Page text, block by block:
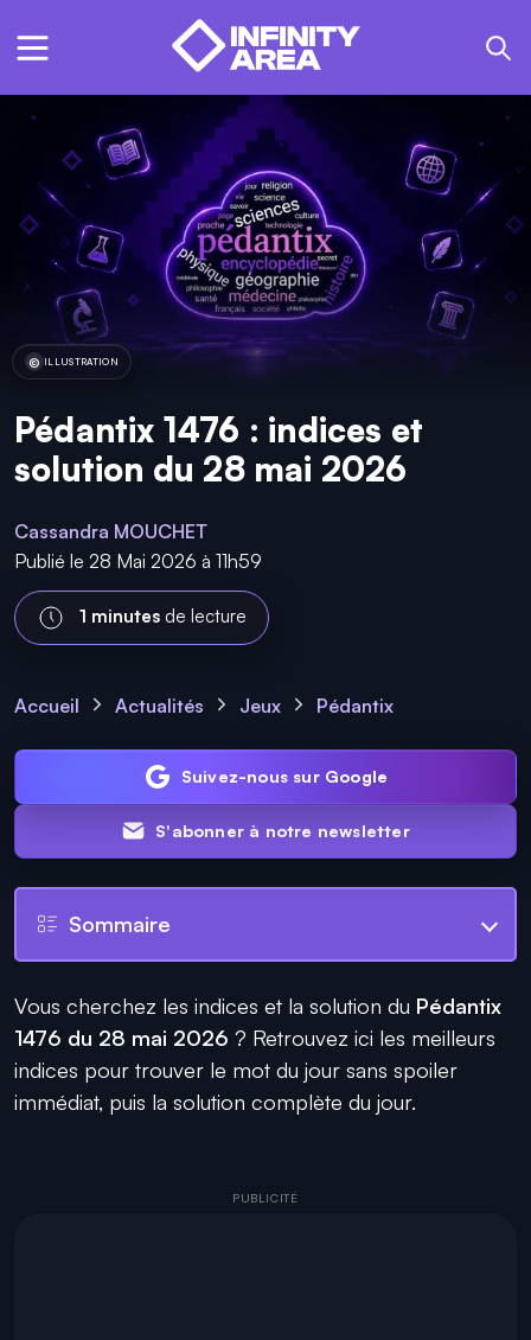
ILLUSTRATION
Pédantix 1476 : indices et
solution du 28 mai 2026
Cassandra MOUCHET
Publié le 28 Mai 2026 à 11h59
1 minutes de lecture
Accueil Actualités Jeux Pédantix
Suivez-nous sur Google
S'abonner à notre newsletter
Sommaire
Vous cherchez les indices et la solution du Pédantix
1476 du 28 mai 2026 ? Retrouvez ici les meilleurs
indices pour trouver le mot du jour sans spoiler
immédiat, puis la solution complète du jour.